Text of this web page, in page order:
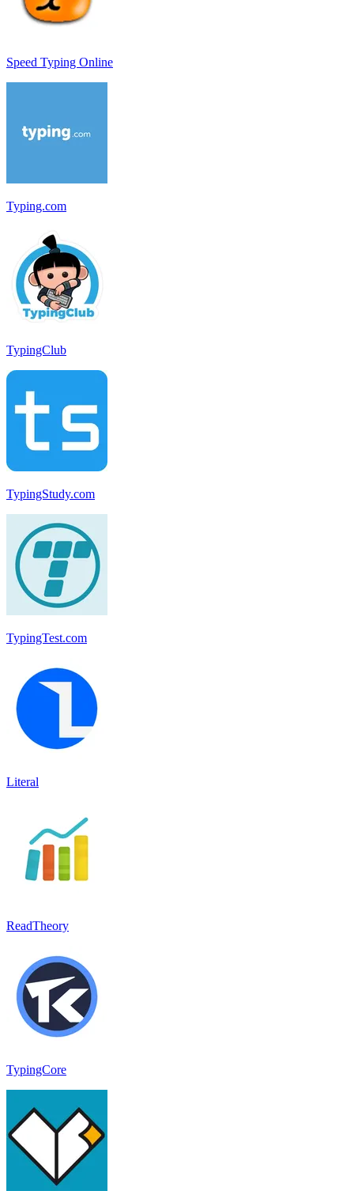
Speed Typing Online
Typing.com
TypingClub
TypingStudy.com
TypingTest.com
Literal
ReadTheory
TypingCore